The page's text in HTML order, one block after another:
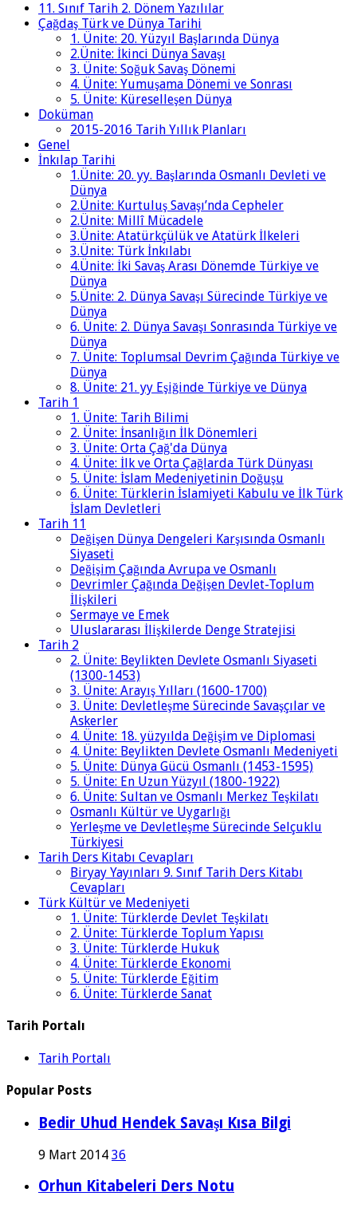
11. Sınıf Tarih 2. Dönem Yazılılar
Çağdaş Türk ve Dünya Tarihi
1. Ünite: 20. Yüzyıl Başlarında Dünya
2.Ünite: İkinci Dünya Savaşı
3. Ünite: Soğuk Savaş Dönemi
4. Ünite: Yumuşama Dönemi ve Sonrası
5. Ünite: Küreselleşen Dünya
Doküman
2015-2016 Tarih Yıllık Planları
Genel
İnkılap Tarihi
1.Ünite: 20. yy. Başlarında Osmanlı Devleti ve
Dünya
2.Ünite: Kurtuluş Savaşı’nda Cepheler
2.Ünite: Millî Mücadele
3.Ünite: Atatürkçülük ve Atatürk İlkeleri
3.Ünite: Türk İnkılabı
4.Ünite: İki Savaş Arası Dönemde Türkiye ve
Dünya
5.Ünite: 2. Dünya Savaşı Sürecinde Türkiye ve
Dünya
6. Ünite: 2. Dünya Savaşı Sonrasında Türkiye ve
Dünya
7. Ünite: Toplumsal Devrim Çağında Türkiye ve
Dünya
8. Ünite: 21. yy Eşiğinde Türkiye ve Dünya
Tarih 1
1. Ünite: Tarih Bilimi
2. Ünite: İnsanlığın İlk Dönemleri
3. Ünite: Orta Çağ'da Dünya
4. Ünite: İlk ve Orta Çağlarda Türk Dünyası
5. Ünite: İslam Medeniyetinin Doğuşu
6. Ünite: Türklerin İslamiyeti Kabulu ve İlk Türk
İslam Devletleri
Tarih 11
Değişen Dünya Dengeleri Karşısında Osmanlı
Siyaseti
Değişim Çağında Avrupa ve Osmanlı
Devrimler Çağında Değişen Devlet-Toplum
İlişkileri
Sermaye ve Emek
Uluslararası İlişkilerde Denge Stratejisi
Tarih 2
2. Ünite: Beylikten Devlete Osmanlı Siyaseti
(1300-1453)
3. Ünite: Arayış Yılları (1600-1700)
3. Ünite: Devletleşme Sürecinde Savaşçılar ve
Askerler
4. Ünite: 18. yüzyılda Değişim ve Diplomasi
4. Ünite: Beylikten Devlete Osmanlı Medeniyeti
5. Ünite: Dünya Gücü Osmanlı (1453-1595)
5. Ünite: En Uzun Yüzyıl (1800-1922)
6. Ünite: Sultan ve Osmanlı Merkez Teşkilatı
Osmanlı Kültür ve Uygarlığı
Yerleşme ve Devletleşme Sürecinde Selçuklu
Türkiyesi
Tarih Ders Kitabı Cevapları
Biryay Yayınları 9. Sınıf Tarih Ders Kitabı
Cevapları
Türk Kültür ve Medeniyeti
1. Ünite: Türklerde Devlet Teşkilatı
2. Ünite: Türklerde Toplum Yapısı
3. Ünite: Türklerde Hukuk
4. Ünite: Türklerde Ekonomi
5. Ünite: Türklerde Eğitim
6. Ünite: Türklerde Sanat
Tarih Portalı
Tarih Portalı
Popular Posts
Bedir Uhud Hendek Savaşı Kısa Bilgi
9 Mart 2014 36
Orhun Kitabeleri Ders Notu